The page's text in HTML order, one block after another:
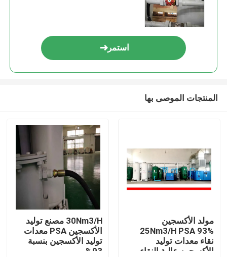
استمر
المنتجات الموصى بها
مولد الأكسجين
25Nm3/H PSA 93%
نقاء معدات توليد
الأكسجين عالية النقاء
30Nm3/H مصنع توليد
الأكسجين PSA معدات
توليد الأكسجين بنسبة
93%